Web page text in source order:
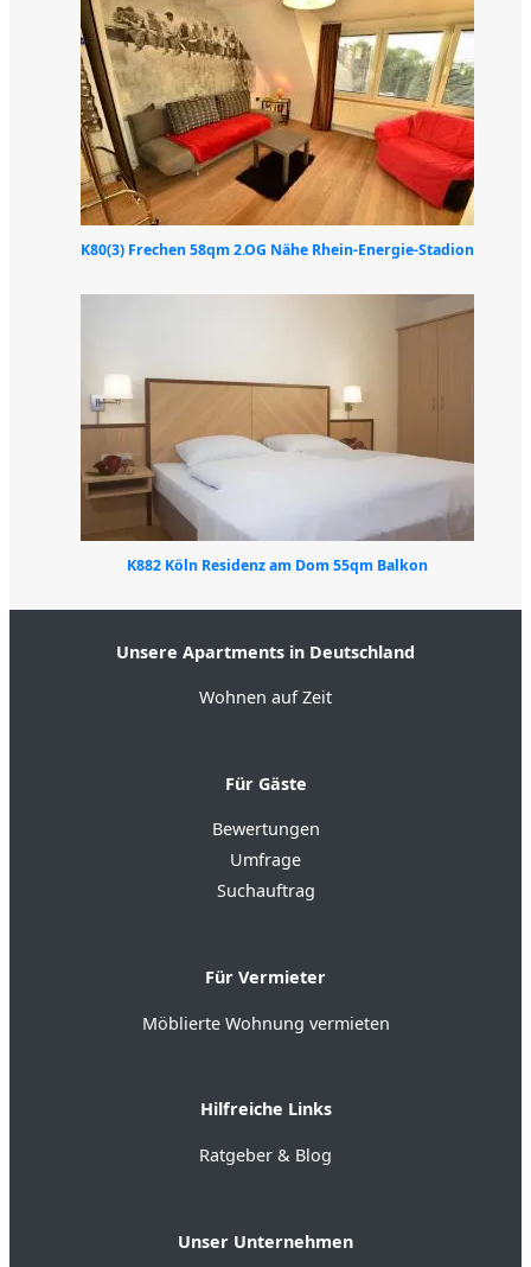
K80(3) Frechen 58qm 2.OG Nähe Rhein-Energie-Stadion
K882 Köln Residenz am Dom 55qm Balkon
Unsere Apartments in Deutschland
Wohnen auf Zeit
Für Gäste
Bewertungen
Umfrage
Suchauftrag
Für Vermieter
Möblierte Wohnung vermieten
Hilfreiche Links
Ratgeber & Blog
Unser Unternehmen